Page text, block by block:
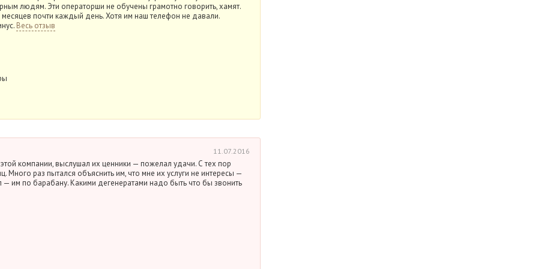
людям. Эти операторши не обучены грамотно говорить, хамят.
месяцев почти каждый день. Хотя им наш телефон не давали.
Весь отзыв
11.07.2016
компании, выслушал их ценники — пожелал удачи. С тех пор
Много раз пытался объяснить им, что мне их услуги не интересы —
им по барабану. Какими дегенератами надо быть что бы звонить